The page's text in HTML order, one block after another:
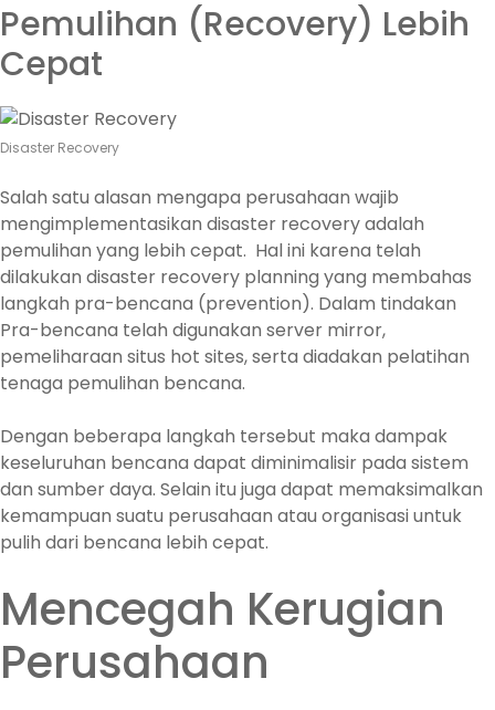
Pemulihan (Recovery) Lebih
Cepat
Disaster Recovery
Salah satu alasan mengapa perusahaan wajib
mengimplementasikan disaster recovery adalah
pemulihan yang lebih cepat. Hal ini karena telah
dilakukan disaster recovery planning yang membahas
langkah pra-bencana (prevention). Dalam tindakan
Pra-bencana telah digunakan server mirror,
pemeliharaan situs hot sites, serta diadakan pelatihan
tenaga pemulihan bencana.
Dengan beberapa langkah tersebut maka dampak
keseluruhan bencana dapat diminimalisir pada sistem
dan sumber daya. Selain itu juga dapat memaksimalkan
kemampuan suatu perusahaan atau organisasi untuk
pulih dari bencana lebih cepat.
Mencegah Kerugian
Perusahaan